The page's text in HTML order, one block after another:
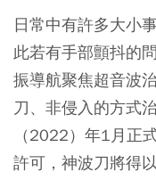
日常中有許多大小
此若有手部顫抖的
振導航聚焦超音波
刀、非侵入的方式
（2022）年1月正
許可，神波刀將得